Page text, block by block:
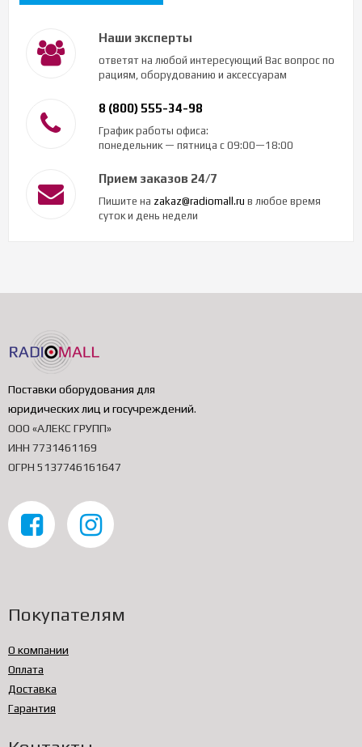
Наши эксперты
ответят на любой интересующий Вас вопрос по
рациям, оборудованию и аксессуарам
8 (800) 555-34-98
График работы офиса:
понедельник — пятница с 09:00—18:00
Прием заказов 24/7
Пишите на zakaz@radiomall.ru в любое время
суток и день недели
Поставки оборудования для
юридических лиц и госучреждений.
ООО «АЛЕКС ГРУПП»
ИНН 7731461169
ОГРН 5137746161647
Покупателям
О компании
Оплата
Доставка
Гарантия